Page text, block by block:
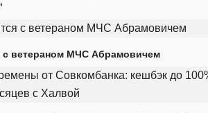
с ветераном МЧС Абрамовичем